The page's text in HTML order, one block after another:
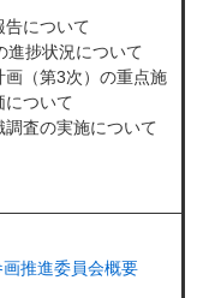
告について
進捗状況について
画（第3次）の重点施
について
調査の実施について
推進委員会概要